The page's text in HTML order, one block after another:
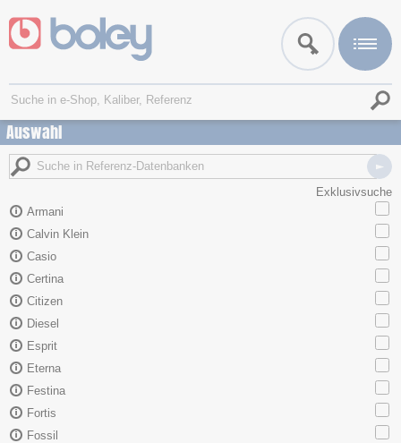
Auswahl
Exklusivsuche
Armani
Calvin Klein
Casio
Certina
Citizen
Diesel
Esprit
Eterna
Festina
Fortis
Fossil